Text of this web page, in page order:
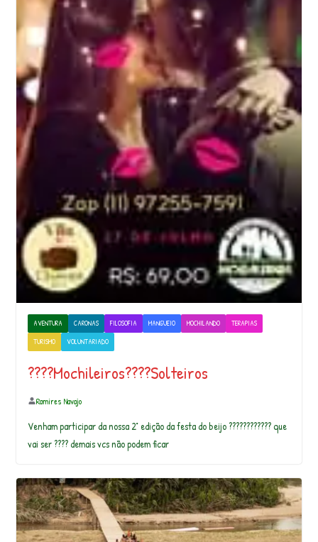
AVENTURA CARONAS FILOSOFIA MANGUEIO MOCHILANDO
TERAPIAS
TURISMO
VOLUNTARIADO
????Mochileiros????Solteiros
Ramires Navajo
Venham participar da nossa 2° edição da festa do beijo ???????????? que
vai ser ???? demais vcs não podem ficar